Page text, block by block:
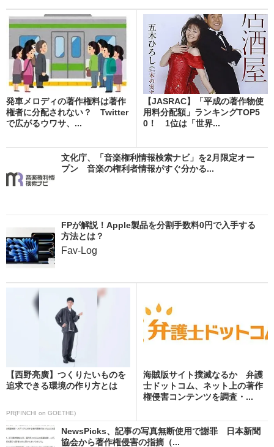
発車メロディの著作権料は著作
権者に分配されない？ Twitter
で広がるウワサ、...
【JASRAC】「平成の著作物使
用料分配額」ランキングTOP5
0！ 1位は「世界...
文化庁、「音楽権利情報検索ナビ」を2月限定オー
プン 音楽の権利者情報がすぐ分かる...
FPが解説！Apple製品を分割手数料0円で入手する
方法とは？
Fav-Log
【西野亮廣】つくりたいものを
追求できる環境の作り方とは
PR(FINCHI on GOETHE)
海賊版サイト撲滅なるか 弁護
士ドットコム、ネット上の著作
権侵害コンテンツを調査・...
NewsPicks、記事の写真無断使用で謝罪 日本新聞
協会から著作権侵害の指摘（...